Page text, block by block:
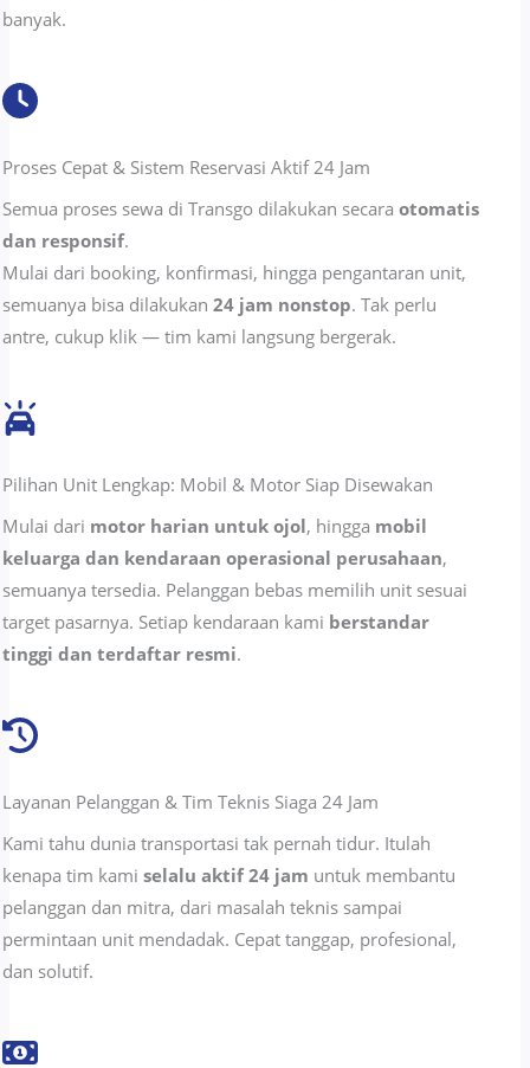
banyak.
Proses Cepat & Sistem Reservasi Aktif 24 Jam
Semua proses sewa di Transgo dilakukan secaraotomatis
dan responsif.
Mulai dari booking, konfirmasi, hingga pengantaran unit,
semuanya bisa dilakukan24 jam nonstop. Tak perlu
antre, cukup klik — tim kami langsung bergerak.
Pilihan Unit Lengkap: Mobil & Motor Siap Disewakan
Mulai dari motor harian untuk ojol, hingga mobil
keluarga dan kendaraan operasional perusahaan,
semuanya tersedia. Pelanggan bebas memilih unit sesuai
target pasarnya. Setiap kendaraan kami berstandar
tinggi dan terdaftar resmi.
Layanan Pelanggan & Tim Teknis Siaga 24 Jam
Kami tahu dunia transportasi tak pernah tidur. Itulah
kenapa tim kamiselalu aktif 24 jam untuk membantu
pelanggan dan mitra, dari masalah teknis sampai
permintaan unit mendadak. Cepat tanggap, profesional,
dan solutif.